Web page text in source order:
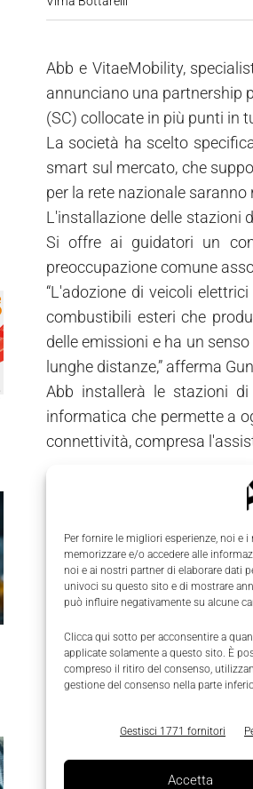
Per fornire le migliori esperienze, noi e
memorizzare e/o accedere alle
noi e ai nostri partner di elaborare dati
univoci su questo sito e di mostrare
può influire negativamente su alcune
Clicca qui sotto per acconsentire a
applicate solamente a questo sito. È
compreso il ritiro del consenso,
gestione del consenso nella parte
Gestisci 1771 fornitori
Accetta
Abb e VitaeMobility,
annunciano una partnership
(SC) collocate in più punti in
La società ha scelto
smart sul mercato, che
per la rete nazionale
L'installazione delle stazioni
Si offre ai guidatori un
preoccupazione comune
“L'adozione di veicoli
combustibili esteri che
delle emissioni e ha un
lunghe distanze,” afferma
Abb installerà le stazioni
informatica che permette a
connettività, compresa
Il gruppo di supporto locale
Come afferma Hans
infrastrutture di ricarica
smart ai servizi software
necessità, quali le soluzioni